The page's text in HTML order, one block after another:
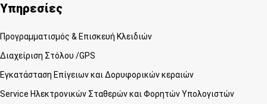
Υπηρεσίες
Προγραμματισμός & Επισκευή Κλειδιών
Διαχείριση Στόλου /GPS
Εγκατάσταση Επίγειων και Δορυφορικών κεραιών
Service Ηλεκτρονικών Σταθερών και Φορητών Υπολογιστών